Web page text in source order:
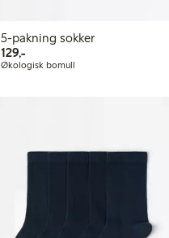
5-pakning sokker
129,-129,00 kr
Økologisk bomull